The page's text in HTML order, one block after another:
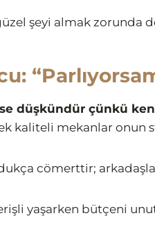
şeyi almak zorunda
düşkündür çünkü
kaliteli mekanlar onun
cömerttir;
yaşarken bütçeni